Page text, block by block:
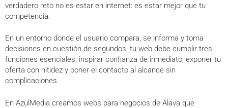
verdadero reto no es estar en internet: es estar mejor que tu
competencia.
En un entorno donde el usuario compara, se informa y toma
decisiones en cuestión de segundos, tu web debe cumplir tres
funciones esenciales: inspirar confianza de inmediato, exponer tu
oferta con nitidez y poner el contacto al alcance sin
complicaciones.
En AzulMedia creamos webs para negocios de Álava que